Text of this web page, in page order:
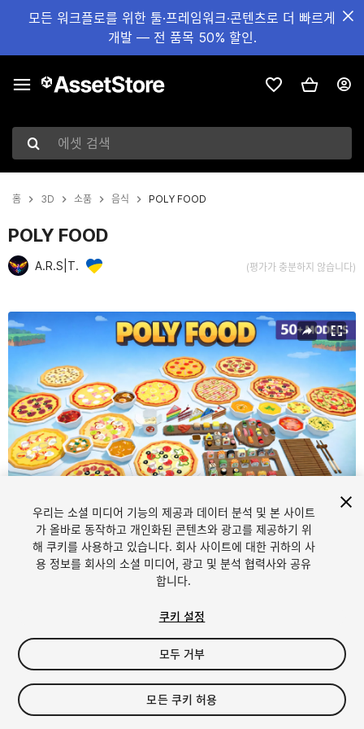
모든 워크플로를 위한 툴·프레임워크·콘텐츠로 더 빠르게
개발 — 전 품목 50% 할인.
에셋 검색
홈 3D 소품 음식 POLY FOOD
POLY FOOD
A.R.S|T. (평가가 충분하지 않습니다)
현재 슬라이드: 1 / 22
1/22
$15
세금/부가세는 결제 시 반영됩니다.
우리는 소셜 미디어 기능의 제공과 데이터 분석 및 본 사이트
가 올바로 동작하고 개인화된 콘텐츠와 광고를 제공하기 위
해 쿠키를 사용하고 있습니다. 회사 사이트에 대한 귀하의 사
용 정보를 회사의 소셜 미디어, 광고 및 분석 협력사와 공유
합니다.
쿠키 설정
모두 거부
모든 쿠키 허용